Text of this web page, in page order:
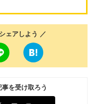
ェアしよう ／
を受け取ろう